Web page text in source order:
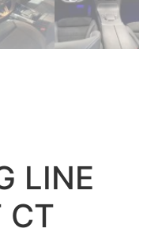
LINE
CT